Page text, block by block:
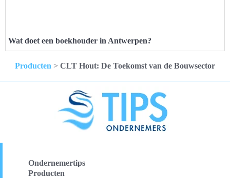
Wat doet een boekhouder in Antwerpen?
Producten > CLT Hout: De Toekomst van de Bouwsector
Ondernemertips
Producten